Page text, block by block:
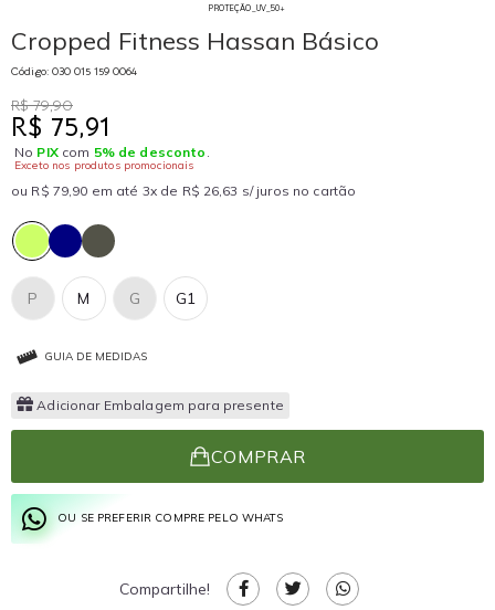
PROTEÇÃO_UV_50+
Cropped Fitness Hassan Básico
Código: 030 015 159 0064
R$ 79,90
R$ 75,91
No PIXcom 5% de desconto .
Exceto nos produtos promocionais
ou R$ 79,90 em até 3x de R$ 26,63 s/ juros no cartão
M G1
P G
GUIA DE MEDIDAS
Adicionar Embalagem para presente
COMPRAR
OU SE PREFERIR COMPRE PELO WHATS
Compartilhe!